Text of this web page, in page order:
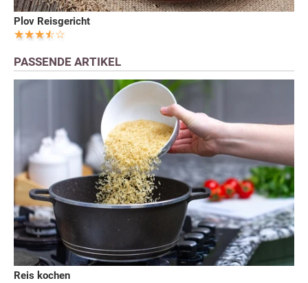
Plov Reisgericht
PASSENDE ARTIKEL
Reis kochen